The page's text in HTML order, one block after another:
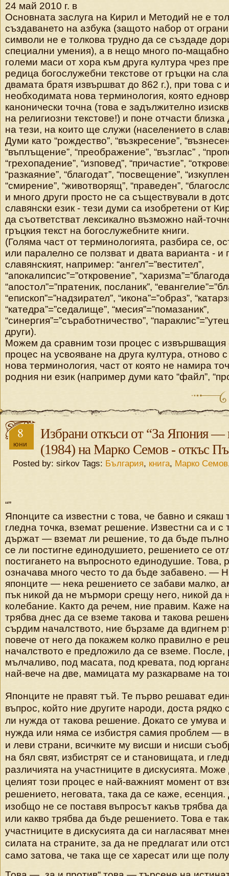
24 май 2010 г. в
Основната заслуга на Кирил и Методий не е
създаването на азбука (защото набор от
символи не е толкова трудно да се създаде
специални умения), а в нещо много по-
големи маси от хора към друга култура чрез
редица богослужебни текстове от гръцки на
двамата братя извършват до 862 г.), при това с
необходимата нова терминология, която
канонически точна (това е задължително
на религиозни текстове!) и поне отчасти
на тези, на които ще служи (населението в
Думи като “рождество”, “възкресение”,
“въплъщение”, “преображение”, “възглас” ,
“грехопадение”, “изповед”, “причастие”,
“разкаяние”, “благодат”, “посвещение”,
“смирение”, “животворящ”, “праведен”,
и много други просто не са съществували в
славянски език - тези думи са изобретени от
да съответстват лексикално възможно най-
гръцкия текст на богослужебните книги.
(Голяма част от терминологията, разбира се,
или паралелно се ползват и двата варианта - и
славянският, например: “ангел”=”вестител”,
“апокалипсис”=”откровение”,
“апостол”=”пратеник, посланик”,
“епископ”=”надзирател”, “икона”=”образ”,
“катедра”=”седалище”, “месия”=”помазаник”,
“синергия”=”съработничество”,
други).
Можем да сравним този процес с
процес на усвояване на друга култура, отново
нова терминология, част от която не намира
родния ни език (например думи като “файл”,
8
юни
Избрани откъси от “За Япония —
(1984) на Марко Семов - откъс
Posted by: sirkov Tags: България, книга, Марко Семов
“”
Японците са известни с това, че бавно и сякаш
гледна точка, вземат решение. Известни са и с
държат — вземат ли решение, то да бъде
се ли постигне единодушието, решението се
постигането на въпросното единодушие. Това,
означава много често то да бъде забавено. —
японците — нека решението се забави малко,
пък никой да не мърмори срещу него, никой да
колебание. Както да речем, ние правим. Каже
трябва днес да се вземе такова и такова
сърдим началството, ние бързаме да вдигнем
повече от него да покажем колко правилно е
началството е предложило да се вземе. После,
мълчаливо, под масата, под кревата, под
най-вече на две, мамицата му разкарваме на
Японците не правят тъй. Те първо решават
въпрос, който ние другите народи, доста
ли нужда от такова решение. Докато се умува
нужда или няма се избистря самия проблем —
и леви страни, всичките му висши и нисши
на бял свят, избистрят се и становищата, и
различията на участниците в дискусията.
целият този процес е най-важният момент от
решението, неговата, така да се каже,
изобщо не се поставя въпросът какъв трябва
или какво трябва да бъде решението. Това е
участниците в дискусията да си нагласяват
силата на страните, за да не предлагат или
само затова, че така ще се харесат или ще